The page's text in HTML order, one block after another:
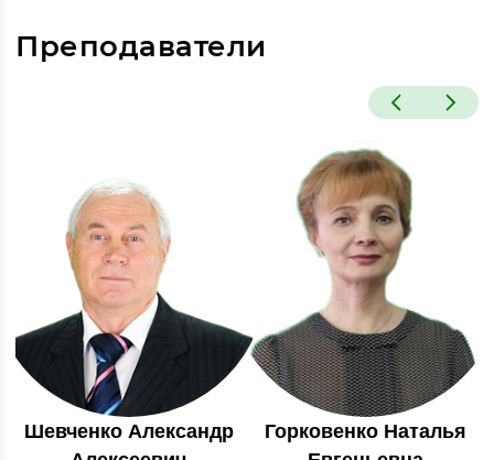
Преподаватели
Шевченко Александр
Горковенко Наталья